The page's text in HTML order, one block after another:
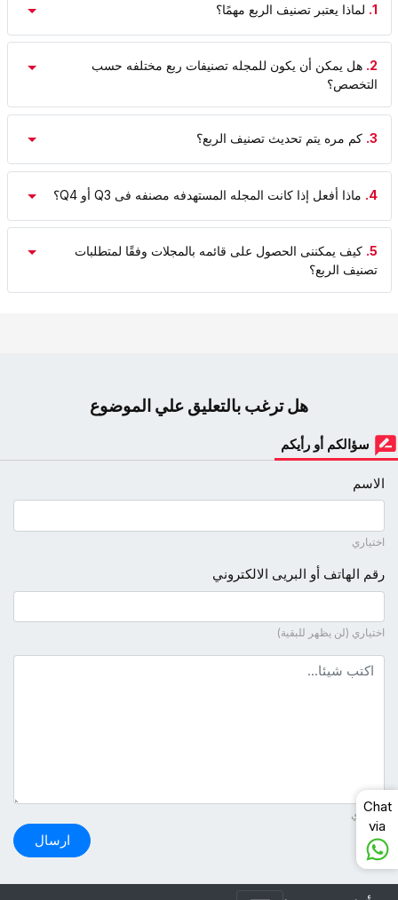
1. لماذا یعتبر تصنیف الربع مهمًا؟
2. هل یمکن أن یکون للمجله تصنیفات ربع مختلفه حسب
التخصص؟
3. کم مره یتم تحدیث تصنیف الربع؟
4. ماذا أفعل إذا کانت المجله المستهدفه مصنفه فی Q3 أو Q4؟
5. کیف یمکننی الحصول على قائمه بالمجلات وفقًا لمتطلبات
تصنیف الربع؟
هل ترغب بالتعليق علي الموضوع
سؤالكم أو رأيكم
الاسم
اختياري
رقم الهاتف أو البريى الالكتروني
اختياري (لن يظهر للبقية)
نص التعليق
ضروري
ارسال
Chat
via